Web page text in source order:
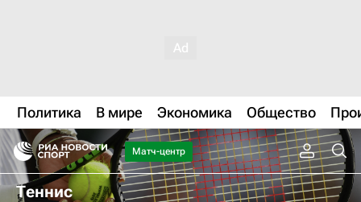
Политика В мире Экономика Общество
Матч-центр
Теннис